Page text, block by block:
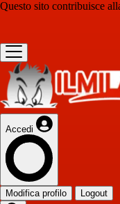
Questo sito contribuisce
Accedi
Modifica profilo Logout